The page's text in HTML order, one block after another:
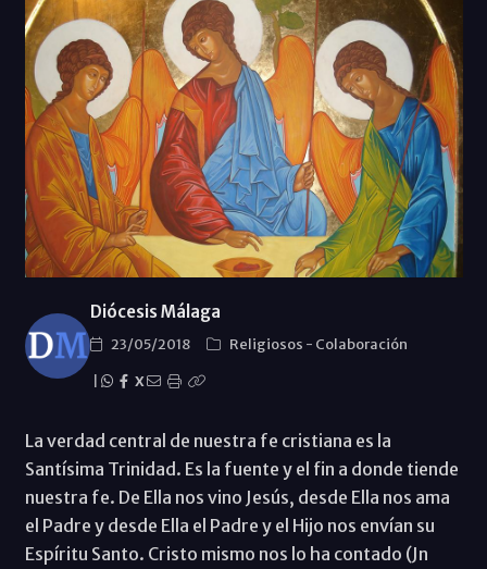
Diócesis Málaga
23/05/2018 Religiosos - Colaboración
X
La verdad central de nuestra fe cristiana es la
Santísima Trinidad. Es la fuente y el fin a donde tiende
nuestra fe. De Ella nos vino Jesús, desde Ella nos ama
el Padre y desde Ella el Padre y el Hijo nos envían su
Espíritu Santo. Cristo mismo nos lo ha contado (Jn